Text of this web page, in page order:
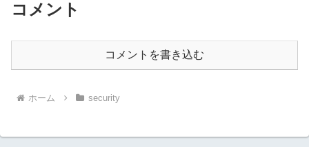
コメント
コメントを書き込む
ホーム security